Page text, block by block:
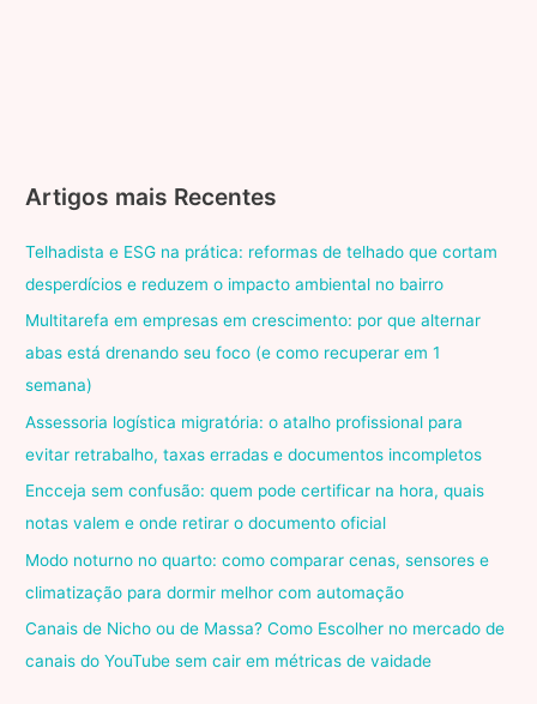
Artigos mais Recentes
Telhadista e ESG na prática: reformas de telhado que cortam
desperdícios e reduzem o impacto ambiental no bairro
Multitarefa em empresas em crescimento: por que alternar
abas está drenando seu foco (e como recuperar em 1
semana)
Assessoria logística migratória: o atalho profissional para
evitar retrabalho, taxas erradas e documentos incompletos
Encceja sem confusão: quem pode certificar na hora, quais
notas valem e onde retirar o documento oficial
Modo noturno no quarto: como comparar cenas, sensores e
climatização para dormir melhor com automação
Canais de Nicho ou de Massa? Como Escolher no mercado de
canais do YouTube sem cair em métricas de vaidade